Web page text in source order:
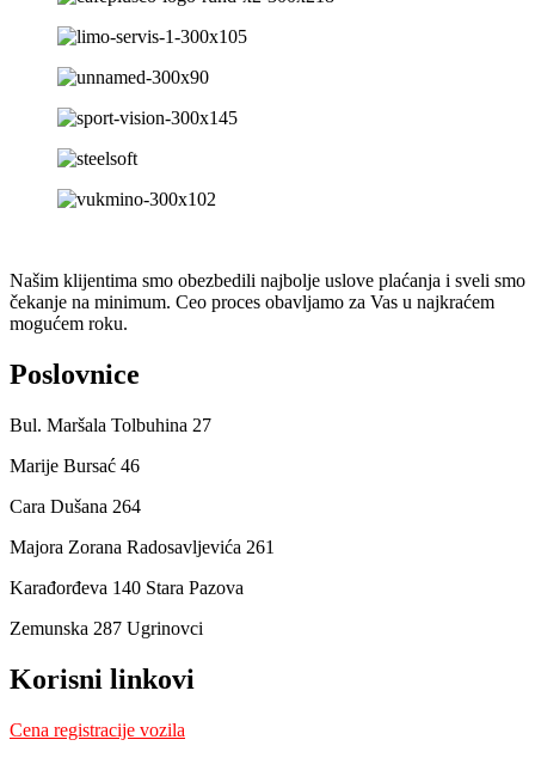
Našim klijentima smo obezbedili najbolje uslove plaćanja i sveli smo
čekanje na minimum. Ceo proces obavljamo za Vas u najkraćem
mogućem roku.
Poslovnice
Bul. Maršala Tolbuhina 27
Marije Bursać 46
Cara Dušana 264
Majora Zorana Radosavljevića 261
Karađorđeva 140 Stara Pazova
Zemunska 287 Ugrinovci
Korisni linkovi
Cena registracije vozila